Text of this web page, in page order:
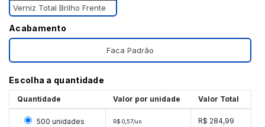
Verniz Total Brilho Frente
Acabamento
Faca Padrão
Escolha a quantidade
Quantidade Valor por unidade Valor Total
Selecionar 500 unidades
500 unidades R$ 0,57/un R$ 284,99